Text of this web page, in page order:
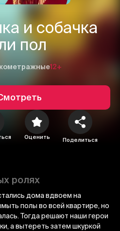
и собачка
пол
12+
Оценить Поделиться
ролях
дома вдвоем на
полы во всей квартире, но
Тогда решают наши герои
а вытереть затем шкуркой
1 2 3
Авторизоваться